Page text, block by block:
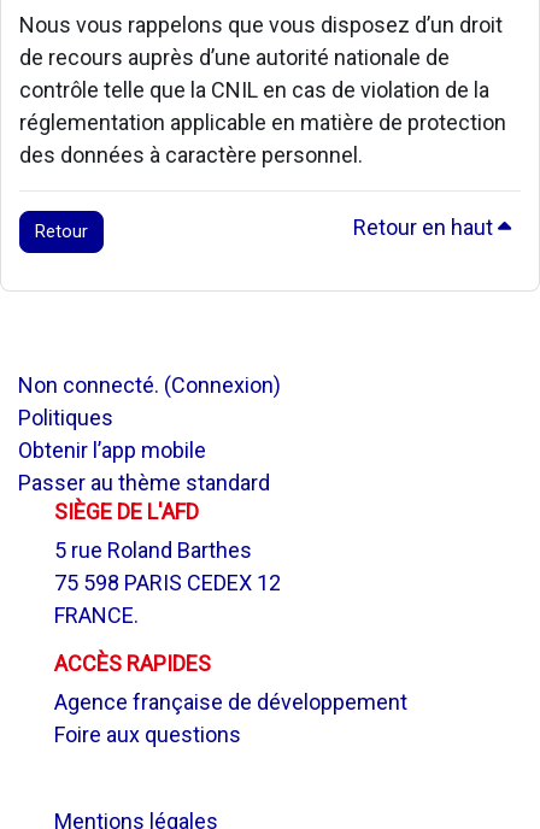
Nous vous rappelons que vous disposez d’un droit
de recours auprès d’une autorité nationale de
contrôle telle que la CNIL en cas de violation de la
réglementation applicable en matière de protection
des données à caractère personnel.
Retour Retour en haut
Non connecté. (Connexion)
Politiques
Obtenir l’app mobile
Passer au thème standard
SIÈGE DE L'AFD
5 rue Roland Barthes
75 598 PARIS CEDEX 12
FRANCE.
ACCÈS RAPIDES
Agence française de développement
Foire aux questions
Mentions légales